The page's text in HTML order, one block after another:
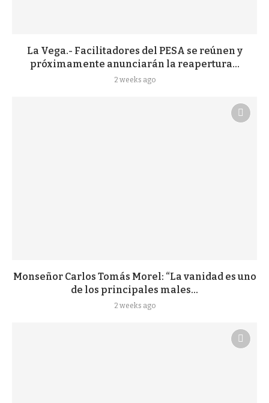
La Vega.- Facilitadores del PESA se reúnen y
próximamente anunciarán la reapertura...
2 weeks ago
Monseñor Carlos Tomás Morel: “La vanidad es uno
de los principales males...
2 weeks ago